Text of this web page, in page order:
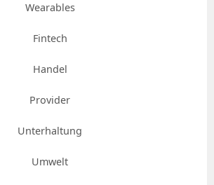
Wearables
Fintech
Handel
Provider
Unterhaltung
Umwelt